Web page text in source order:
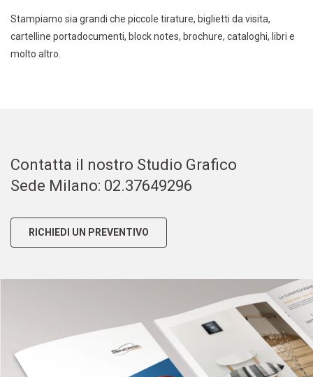
Stampiamo sia grandi che piccole tirature, biglietti da visita,
cartelline portadocumenti, block notes, brochure, cataloghi, libri e
molto altro.
Contatta il nostro Studio Grafico
Sede Milano: 02.37649296
RICHIEDI UN PREVENTIVO